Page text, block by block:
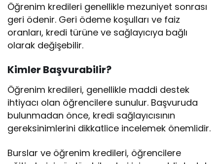
Öğrenim kredileri genellikle mezuniyet sonrası
geri ödenir. Geri ödeme koşulları ve faiz
oranları, kredi türüne ve sağlayıcıya bağlı
olarak değişebilir.
Kimler Başvurabilir?
Öğrenim kredileri, genellikle maddi destek
ihtiyacı olan öğrencilere sunulur. Başvuruda
bulunmadan önce, kredi sağlayıcısının
gereksinimlerini dikkatlice incelemek önemlidir.
Burslar ve öğrenim kredileri, öğrencilere